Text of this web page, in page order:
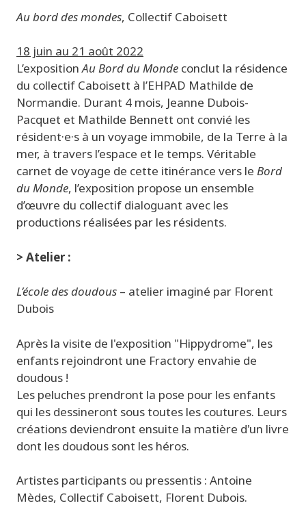
Au bord des mondes, Collectif Caboisett
18 juin au 21 août 2022
L’expositionAu Bord du Monde conclut la résidence
du collectif Caboisett à l’EHPAD Mathilde de
Normandie. Durant 4 mois, Jeanne Dubois-
Pacquet et Mathilde Bennett ont convié les
résident·e·s à un voyage immobile, de la Terre à la
mer, à travers l’espace et le temps. Véritable
carnet de voyage de cette itinérance vers le Bord
du Monde, l’exposition propose un ensemble
d’œuvre du collectif dialoguant avec les
productions réalisées par les résidents.
> Atelier :
L’école des doudous – atelier imaginé par Florent
Dubois
Après la visite de l'exposition "Hippydrome", les
enfants rejoindront une Fractory envahie de
doudous !
Les peluches prendront la pose pour les enfants
qui les dessineront sous toutes les coutures. Leurs
créations deviendront ensuite la matière d'un livre
dont les doudous sont les héros.
Artistes participants ou pressentis : Antoine
Mèdes, Collectif Caboisett, Florent Dubois.